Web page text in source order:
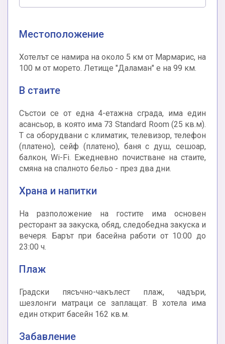
Местоположение
Хотелът се намира на около 5 км от Мармарис, на
100 м от морето. Летище "Даламан" е на 99 км.
В стаите
Състои се от една 4-етажна сграда, има един
асансьор, в която има 73 Standard Room (25 кв.м).
Т са оборудвани с климатик, телевизор, телефон
(платено), сейф (платено), баня с душ, сешоар,
балкон, Wi-Fi. Ежедневно почистване на стаите,
смяна на спалното бельо - през два дни.
Храна и напитки
На разположение на гостите има основен
ресторант за закуска, обяд, следобедна закуска и
вечеря. Барът при басейна работи от 10:00 до
23:00 ч.
Плаж
Градски пясъчно-чакълест плаж, чадъри,
шезлонги матраци се заплащат. В хотела има
един открит басейн 162 кв.м.
Забавление